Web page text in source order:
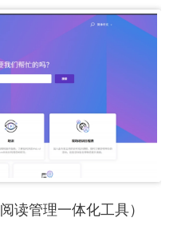
读管理一体化工具）